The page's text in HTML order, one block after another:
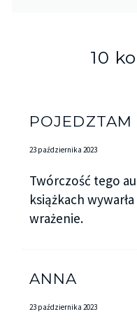
10
POJEDZTAM
23 października 2023
Twórczość tego
książkach
wrażenie.
ANNA
23 października 2023